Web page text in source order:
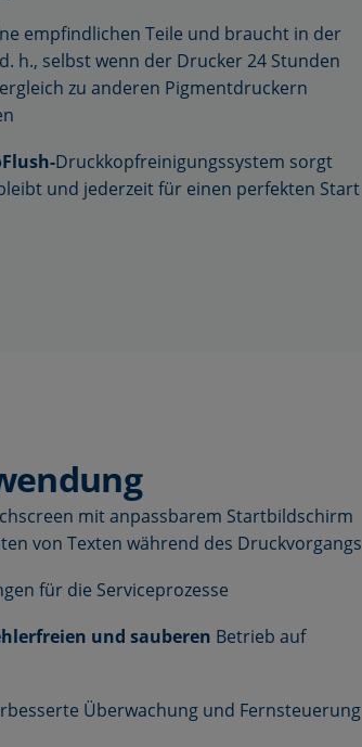
empfindlichen Teile und braucht in der
h., selbst wenn der Drucker 24 Stunden
zu anderen Pigmentdruckern
Druckkopfreinigungssystem sorgt
und jederzeit für einen perfekten Start
mit anpassbarem Startbildschirm
von Texten während des Druckvorgangs
für die Serviceprozesse
und sauberen Betrieb auf
Überwachung und Fernsteuerung